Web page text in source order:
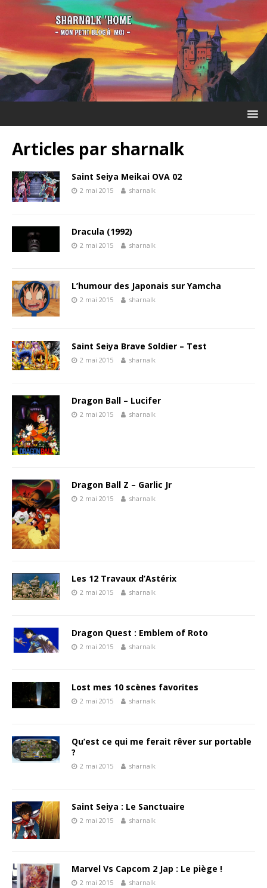
Articles par sharnalk
Saint Seiya Meikai OVA 02
2 mai 2015 sharnalk
Dracula (1992)
2 mai 2015 sharnalk
L’humour des Japonais sur Yamcha
2 mai 2015 sharnalk
Saint Seiya Brave Soldier – Test
2 mai 2015 sharnalk
Dragon Ball – Lucifer
2 mai 2015 sharnalk
Dragon Ball Z – Garlic Jr
2 mai 2015 sharnalk
Les 12 Travaux d’Astérix
2 mai 2015 sharnalk
Dragon Quest : Emblem of Roto
2 mai 2015 sharnalk
Lost mes 10 scènes favorites
2 mai 2015 sharnalk
Qu’est ce qui me ferait rêver sur portable
?
2 mai 2015 sharnalk
Saint Seiya : Le Sanctuaire
2 mai 2015 sharnalk
Marvel Vs Capcom 2 Jap : Le piège !
2 mai 2015 sharnalk